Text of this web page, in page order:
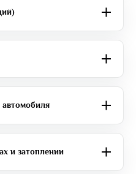
и затоплении